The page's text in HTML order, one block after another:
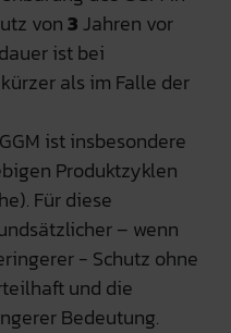
von3 Jahren vor
ist bei
als im Falle der
ist insbesondere
Produktzyklen
Für diese
– wenn
- Schutz ohne
und die
Bedeutung.